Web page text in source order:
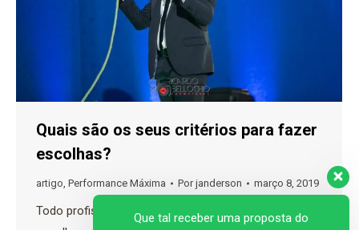
Quais são os seus critérios para fazer
escolhas?
artigo, Performance Máxima Porjanderson março 8, 2019
Todo profissional precisa ter critérios para fazer
Que tal receber uma proposta do